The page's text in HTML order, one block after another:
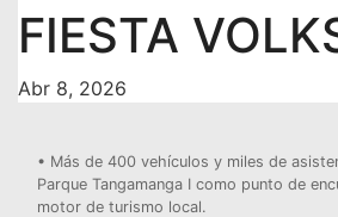
FIESTA
Abr 8, 2026
• Más de 400 vehículos y miles de
Parque Tangamanga I como punto de
motor de turismo local.